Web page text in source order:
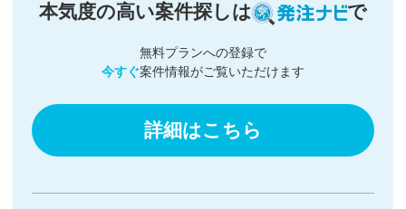
本気度の高い案件探しは で
無料プランへの登録で
今すぐ案件情報がご覧いただけます
詳細はこちら